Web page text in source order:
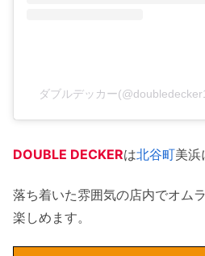
ダブルデッカー
DOUBLE DECKERは北谷町美浜
落ち着いた雰囲気の店内でオム
楽しめます。